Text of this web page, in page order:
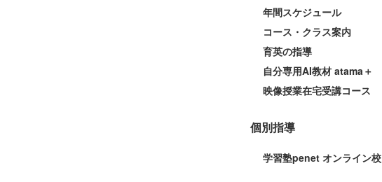
年間スケジュール
コース・クラス案内
育英の指導
自分専用AI教材 atama＋
映像授業在宅受講コース
個別指導
学習塾penet オンライン校